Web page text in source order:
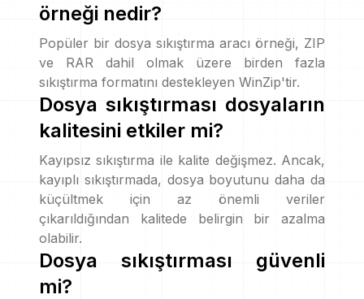
örneği nedir?
Popüler bir dosya sıkıştırma aracı örneği, ZIP
ve RAR dahil olmak üzere birden fazla
sıkıştırma formatını destekleyen WinZip'tir.
Dosya sıkıştırması dosyaların
kalitesini etkiler mi?
Kayıpsız sıkıştırma ile kalite değişmez. Ancak,
kayıplı sıkıştırmada, dosya boyutunu daha da
küçültmek için az önemli veriler
çıkarıldığından kalitede belirgin bir azalma
olabilir.
Dosya sıkıştırması güvenli
mi?